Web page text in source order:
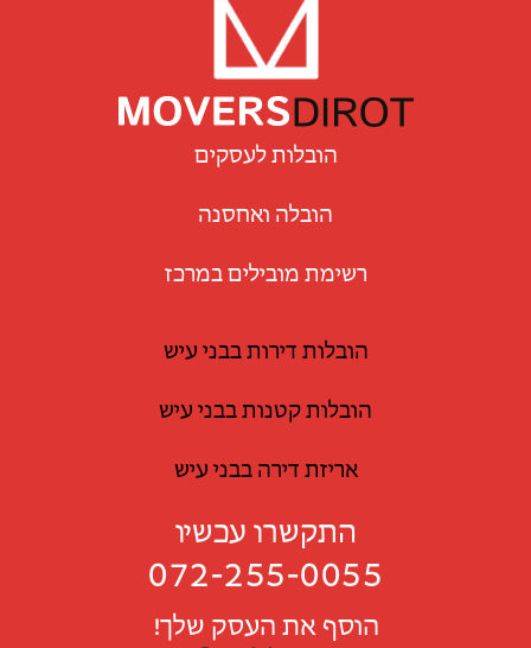
הובלות לעסקים
הובלה ואחסנה
רשימת מובילים במרכז
הובלות דירות בבני עיש
הובלות קטנות בבני עיש
אריזת דירה בבני עיש
התקשרו עכשיו
072-255-0055
הוסף את העסק שלך!